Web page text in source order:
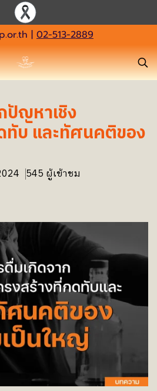
| 02-513-2889
ปัญหาเชิง
ทับ และทัศนคติของ
545 ผู้เข้าชม